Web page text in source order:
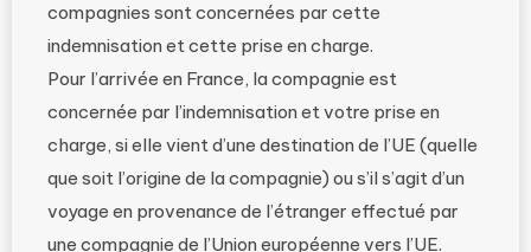
compagnies sont concernées par cette
indemnisation et cette prise en charge.
Pour l’arrivée en France, la compagnie est
concernée par l’indemnisation et votre prise en
charge, si elle vient d’une destination de l’UE (quelle
que soit l’origine de la compagnie) ou s’il s’agit d’un
voyage en provenance de l’étranger effectué par
une compagnie de l’Union européenne vers l’UE.